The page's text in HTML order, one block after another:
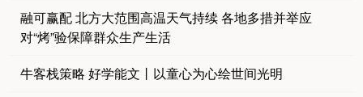
融可赢配 北方大范围高温天气持续 各地多措并举应
对“烤”验保障群众生产生活
牛客栈策略 好学能文丨以童心为心绘世间光明